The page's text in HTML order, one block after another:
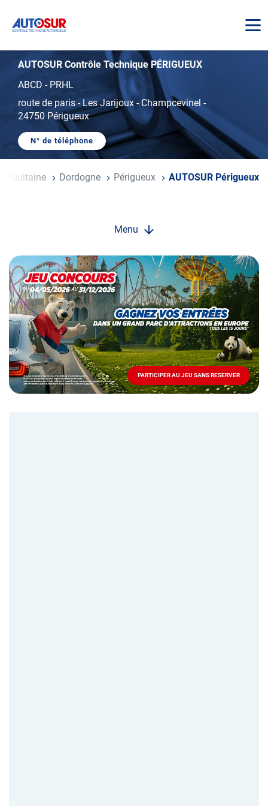
AUTOSUR
AUTOSUR Contrôle Technique PÉRIGUEUX
ABCD - PRHL
route de paris- Les Jarijoux - Champcevinel -
24750 Périgueux
N° de téléphone
AFFICHER
DE
TÉLÉPHONE
Aquitaine Dordogne Périgueux AUTOSUR Périgueux
Menu
Opération
spéciale
Mai
-
Décembre
2026
Locations
PARTICIPER AU JEU SANS RESERVER
PARTICIPER
AU
JEU